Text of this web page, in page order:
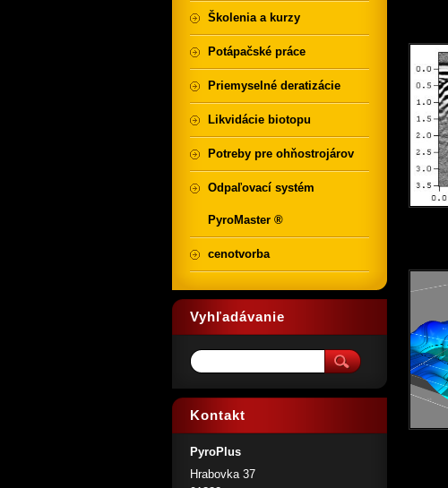
2D
3D
Školenia a kurzy
Potápačské práce
Priemyselné deratizácie
Likvidácie biotopu
Potreby pre ohňostrojárov
Odpaľovací systém
PyroMaster ®
cenotvorba
Vyhľadávanie
Kontakt
PyroPlus
Hrabovka 37